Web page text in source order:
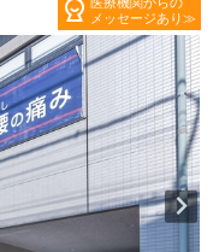
メッセージあり